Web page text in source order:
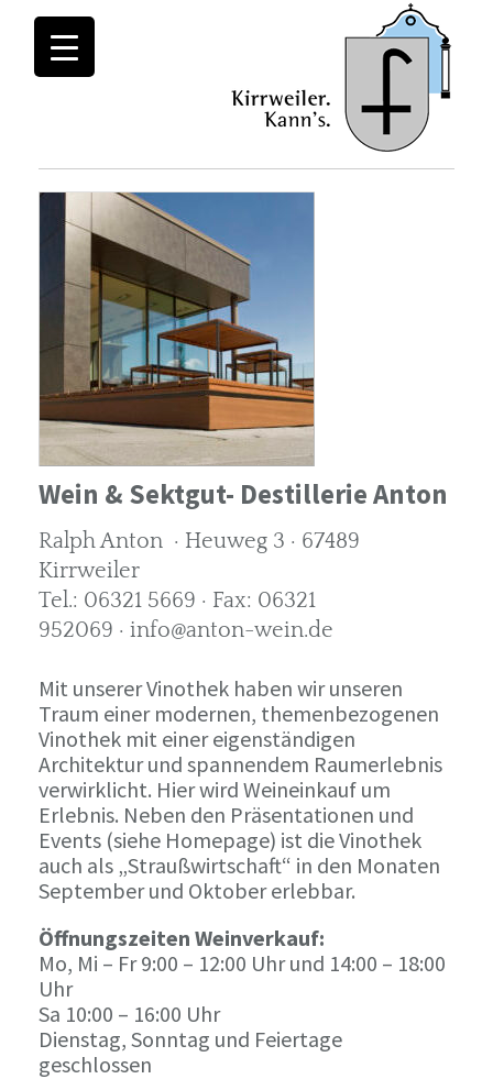
Wein & Sektgut- Destillerie Anton
Ralph Anton · Heuweg 3 · 67489
Kirrweiler
Tel.: 06321 5669 · Fax: 06321
952069 · info@anton-wein.de
Mit unserer Vinothek haben wir unseren
Traum einer modernen, themenbezogenen
Vinothek mit einer eigenständigen
Architektur und spannendem Raumerlebnis
verwirklicht. Hier wird Weineinkauf um
Erlebnis. Neben den Präsentationen und
Events (siehe Homepage) ist die Vinothek
auch als „Straußwirtschaft“ in den Monaten
September und Oktober erlebbar.
Öffnungszeiten Weinverkauf:
Mo, Mi – Fr 9:00 – 12:00 Uhr und 14:00 – 18:00
Uhr
Sa 10:00 – 16:00 Uhr
Dienstag, Sonntag und Feiertage
geschlossen